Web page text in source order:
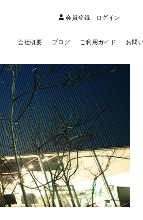
会員登録 ログイン
会社概要 ブログ ご利用ガイド お問